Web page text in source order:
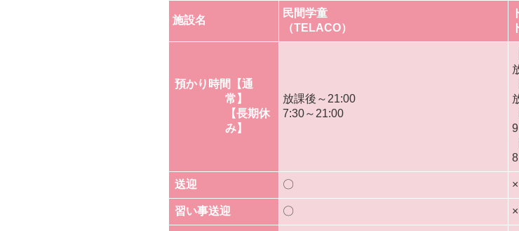
施設名
民間学童
（TELACO）
預かり時間
【通
常】
【長期休
み】
放課後～21:00
7:30～21:00
送迎 〇 ×
習い事送迎 〇 ×